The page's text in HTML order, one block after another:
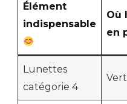
Élément
indispensable
Où
en
Lunettes
catégorie 4